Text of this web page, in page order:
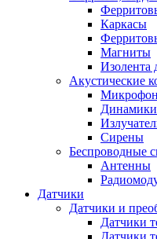
Каркасы
Магниты
Изолента
Акустические
Динамики
Сирены
Беспроводные
Антенны
Датчики
Датчики и
Датчики
Датчики